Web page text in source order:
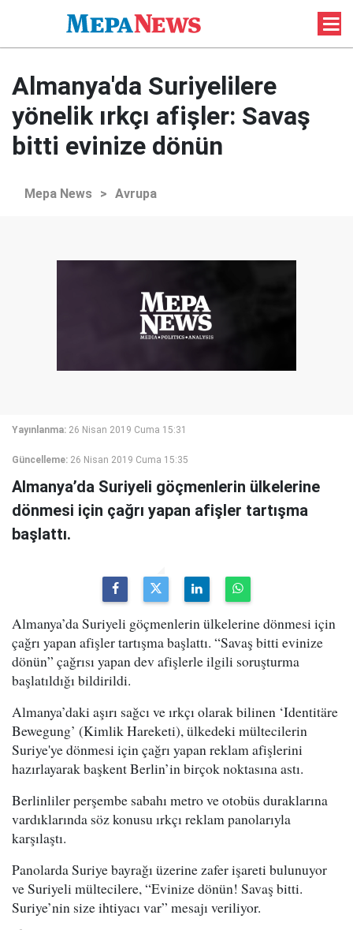
Almanya'da Suriyelilere
yönelik ırkçı afişler: Savaş
bitti evinize dönün
Mepa News > Avrupa
Yayınlanma: 26 Nisan 2019 Cuma 15:31
Güncelleme: 26 Nisan 2019 Cuma 15:35
Almanya’da Suriyeli göçmenlerin ülkelerine
dönmesi için çağrı yapan afişler tartışma
başlattı.
Almanya’da Suriyeli göçmenlerin ülkelerine dönmesi için
çağrı yapan afişler tartışma başlattı. “Savaş bitti evinize
dönün” çağrısı yapan dev afişlerle ilgili soruşturma
başlatıldığı bildirildi.
Almanya’daki aşırı sağcı ve ırkçı olarak bilinen ‘Identitäre
Bewegung’ (Kimlik Hareketi), ülkedeki mültecilerin
Suriye'ye dönmesi için çağrı yapan reklam afişlerini
hazırlayarak başkent Berlin’in birçok noktasına astı.
Berlinliler perşembe sabahı metro ve otobüs duraklarına
vardıklarında söz konusu ırkçı reklam panolarıyla
karşılaştı.
Panolarda Suriye bayrağı üzerine zafer işareti bulunuyor
ve Suriyeli mültecilere, “Evinize dönün! Savaş bitti.
Suriye’nin size ihtiyacı var” mesajı veriliyor.